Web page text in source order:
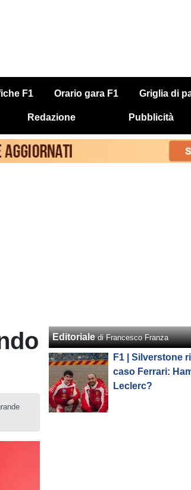
F1 Orario gara F1 Griglia di
Redazione Pubblicità
Editoriale di Francesco Franza
F1 | Silverstone
caso Ferrari:
Leclerc?